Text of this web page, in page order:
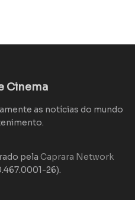
Cinema
as notícias do mundo
pela Caprara Network
26).